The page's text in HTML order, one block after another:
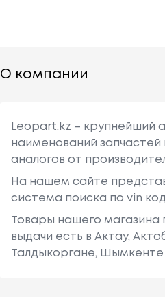
О компании
Leopart.kz – крупнейший
наименований
аналогов от
На нашем сайте
система поиска по vin
Товары нашего магазина
выдачи есть в Актау,
Талдыкоргане, Шымкенте